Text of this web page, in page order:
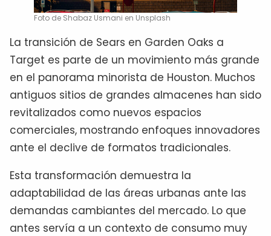
Foto de Shabaz Usmani en Unsplash
La transición de Sears en Garden Oaks a
Target es parte de un movimiento más grande
en el panorama minorista de Houston. Muchos
antiguos sitios de grandes almacenes han sido
revitalizados como nuevos espacios
comerciales, mostrando enfoques innovadores
ante el declive de formatos tradicionales.
Esta transformación demuestra la
adaptabilidad de las áreas urbanas ante las
demandas cambiantes del mercado. Lo que
antes servía a un contexto de consumo muy